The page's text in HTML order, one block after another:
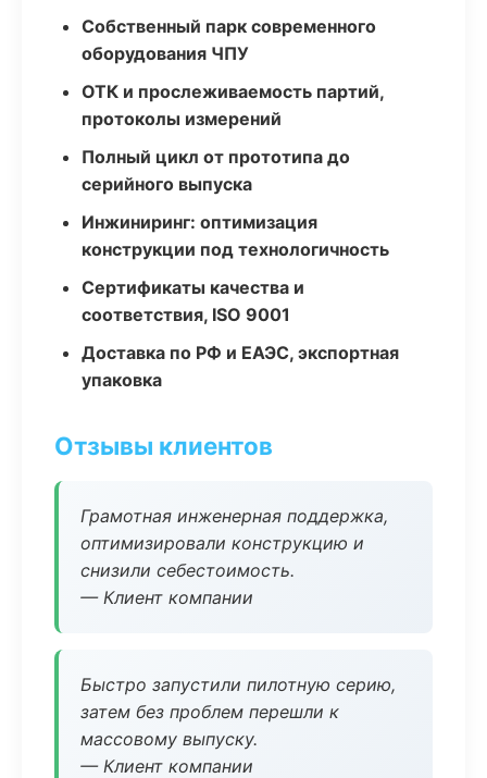
Собственный парк современного
оборудования ЧПУ
ОТК и прослеживаемость партий,
протоколы измерений
Полный цикл от прототипа до
серийного выпуска
Инжиниринг: оптимизация
конструкции под технологичность
Сертификаты качества и
соответствия, ISO 9001
Доставка по РФ и ЕАЭС, экспортная
упаковка
Отзывы клиентов
Грамотная инженерная поддержка,
оптимизировали конструкцию и
снизили себестоимость.
— Клиент компании
Быстро запустили пилотную серию,
затем без проблем перешли к
массовому выпуску.
— Клиент компании